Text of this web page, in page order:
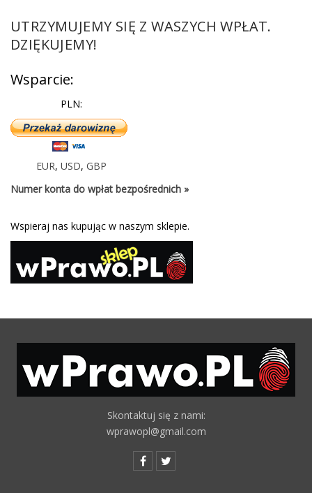
UTRZYMUJEMY SIĘ Z WASZYCH WPŁAT.
DZIĘKUJEMY!
Wsparcie:
PLN:
EUR, USD, GBP
Numer konta do wpłat bezpośrednich »
Wspieraj nas kupując w naszym sklepie.
Skontaktuj się z nami:
wprawopl@gmail.com